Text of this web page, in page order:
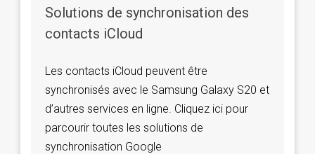
Solutions de synchronisation des
contacts iCloud
Les contacts iCloud peuvent être
synchronisés avec le Samsung Galaxy S20 et
d’autres services en ligne. Cliquez ici pour
parcourir toutes les solutions de
synchronisation Google